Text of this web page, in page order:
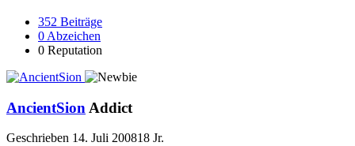
352 Beiträge
0 Abzeichen
0 Reputation
AncientSion Addict
Geschrieben 14. Juli 200818 Jr.